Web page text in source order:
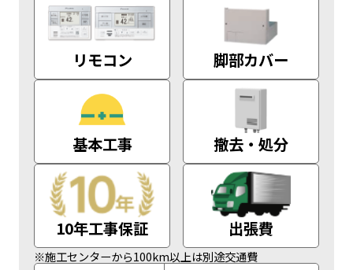
リモコン 脚部カバー
基本工事 撤去・処分
10年工事保証 出張費
※施工センターから100km以上は別途交通費